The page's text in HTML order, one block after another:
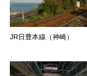
JR日豊本線（神崎）